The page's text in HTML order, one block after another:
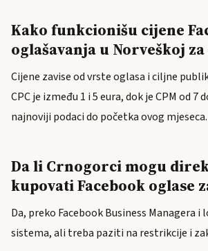
Kako funkcionišu cijene
oglašavanja u Norveškoj za
Cijene zavise od vrste oglasa i ciljne
CPC je između 1 i 5 eura, dok je CPM od 7
najnoviji podaci do početka ovog mjeseca.
Da li Crnogorci mogu
kupovati Facebook oglase
Da, preko Facebook Business Managera
sistema, ali treba paziti na restrikcije i